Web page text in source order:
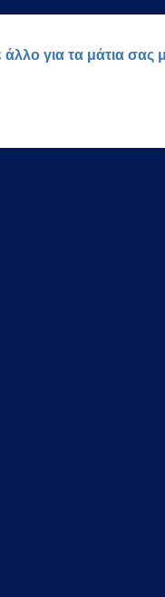
για τα μάτια